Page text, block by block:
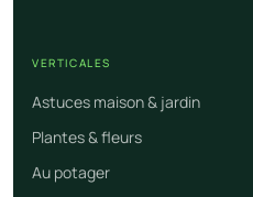
VERTICALES
Astuces maison & jardin
Plantes & fleurs
Au potager